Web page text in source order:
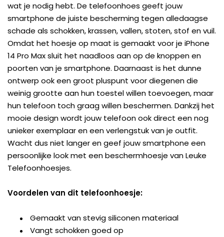
wat je nodig hebt. De telefoonhoes geeft jouw
smartphone de juiste bescherming tegen alledaagse
schade als schokken, krassen, vallen, stoten, stof en vuil.
Omdat het hoesje op maat is gemaakt voor je iPhone
14 Pro Max sluit het naadloos aan op de knoppen en
poorten van je smartphone. Daarnaast is het dunne
ontwerp ook een groot pluspunt voor diegenen die
weinig grootte aan hun toestel willen toevoegen, maar
hun telefoon toch graag willen beschermen. Dankzij het
mooie design wordt jouw telefoon ook direct een nog
unieker exemplaar en een verlengstuk van je outfit.
Wacht dus niet langer en geef jouw smartphone een
persoonlijke look met een beschermhoesje van Leuke
Telefoonhoesjes.
Voordelen van dit telefoonhoesje:
Gemaakt van stevig siliconen materiaal
Vangt schokken goed op